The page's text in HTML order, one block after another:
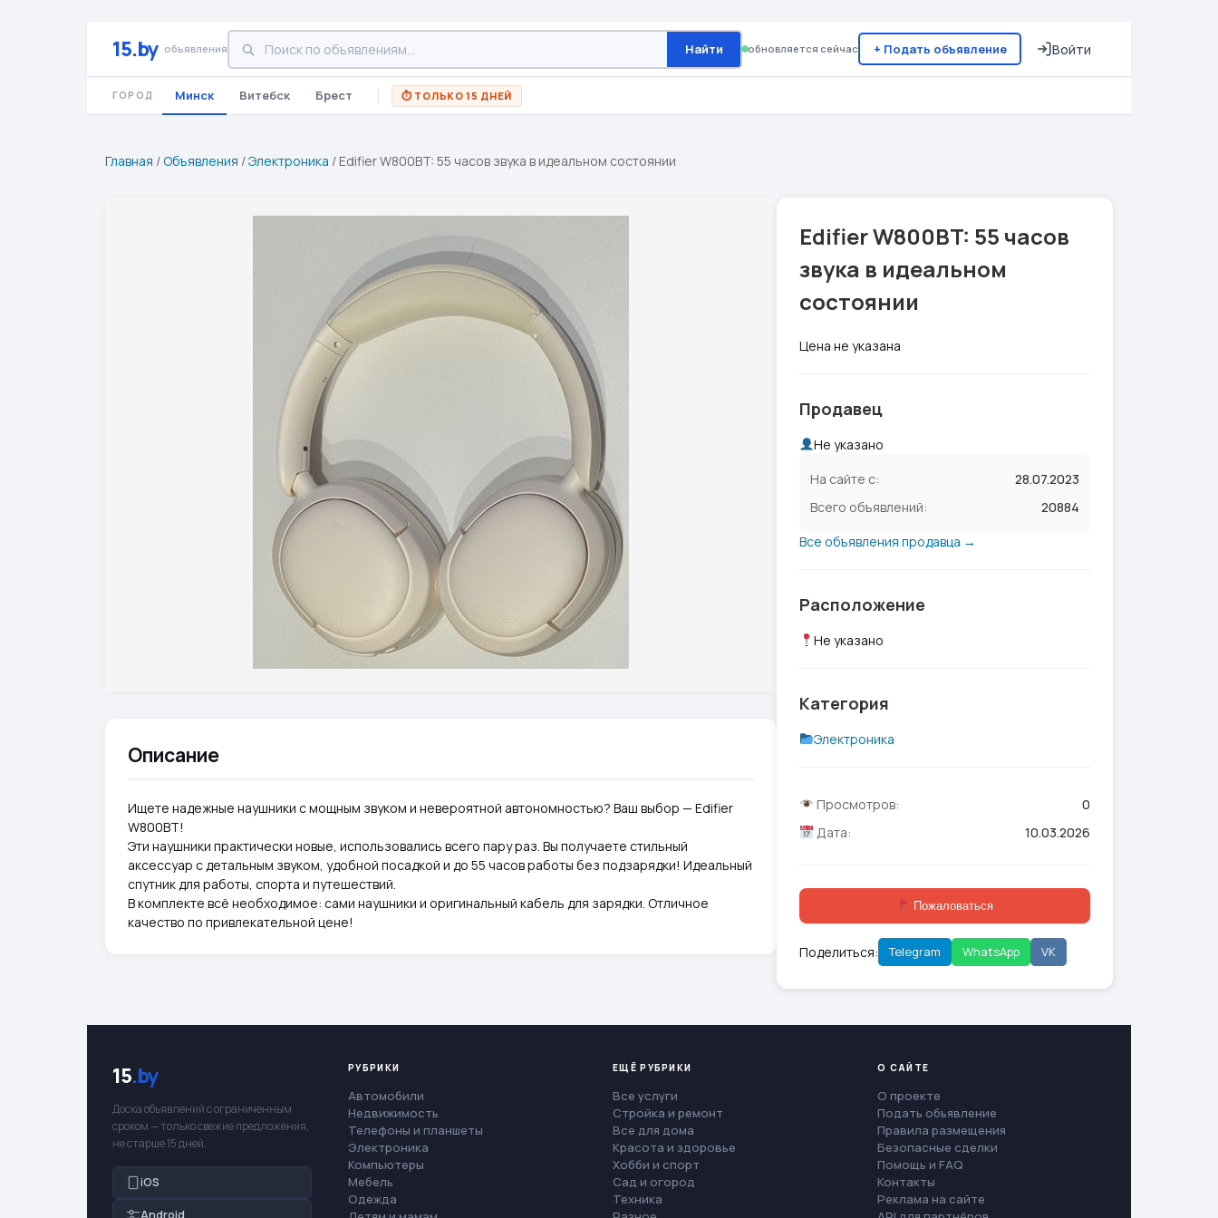
15.by объявления Найти обновляется сейчас + Подать объявление Войти
ГОРОД Минск Витебск Брест ⏱ ТОЛЬКО 15 ДНЕЙ
Главная /Объявления /Электроника / Edifier W800BT: 55 часов звука в идеальном состоянии
Описание
Ищете надежные наушники с мощным звуком и невероятной автономностью? Ваш выбор — Edifier
W800BT!
Эти наушники практически новые, использовались всего пару раз. Вы получаете стильный
аксессуар с детальным звуком, удобной посадкой и до 55 часов работы без подзарядки! Идеальный
спутник для работы, спорта и путешествий.
В комплекте всё необходимое: сами наушники и оригинальный кабель для зарядки. Отличное
качество по привлекательной цене!
Edifier W800BT: 55 часов
звука в идеальном
состоянии
Цена не указана
Продавец
Не указано
На сайте с:
28.07.2023
Всего объявлений:
20884
Все объявления продавца →
Расположение
Не указано
Категория
Электроника
Просмотров:
0
Дата:
10.03.2026
Пожаловаться
Поделиться: Telegram WhatsApp VK
15.by
Доска объявлений с ограниченным
сроком — только свежие предложения,
не старше 15 дней.
iOS
Android
РУБРИКИ
Автомобили
Недвижимость
Телефоны и планшеты
Электроника
Компьютеры
Мебель
Одежда
ЕЩЁ РУБРИКИ
Все услуги
Стройка и ремонт
Все для дома
Красота и здоровье
Хобби и спорт
Сад и огород
Техника
О САЙТЕ
О проекте
Подать объявление
Правила размещения
Безопасные сделки
Помощь и FAQ
Контакты
Реклама на сайте